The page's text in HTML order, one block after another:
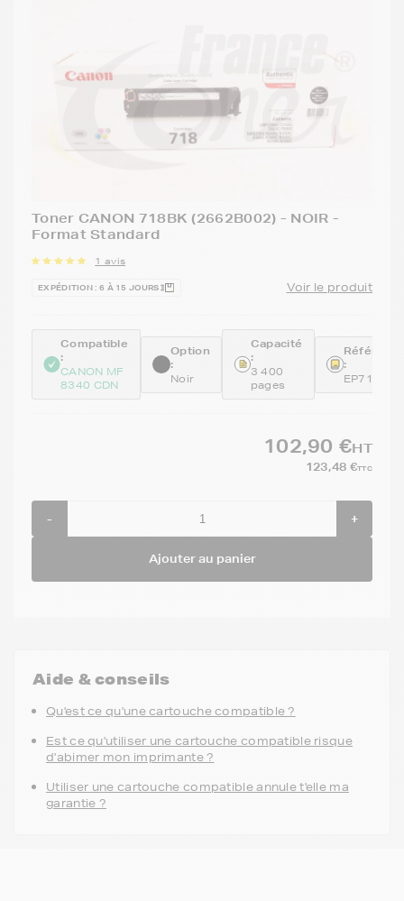
Toner CANON 718BK (2662B002) - NOIR -
Format Standard
1 avis
EXPÉDITION : 6 À 15 JOURS Voir le produit
Compatible
:
CANON MF
8340 CDN
Option
:
Noir
Capacité
:
3 400
pages
:
EP718BK
102,90 €HT
123,48 €TTC
- +
Ajouter au panier
Aide & conseils
Qu'est ce qu'une cartouche compatible ?
Est ce qu'utiliser une cartouche compatible risque
d'abimer mon imprimante ?
Utiliser une cartouche compatible annule t'elle ma
garantie ?